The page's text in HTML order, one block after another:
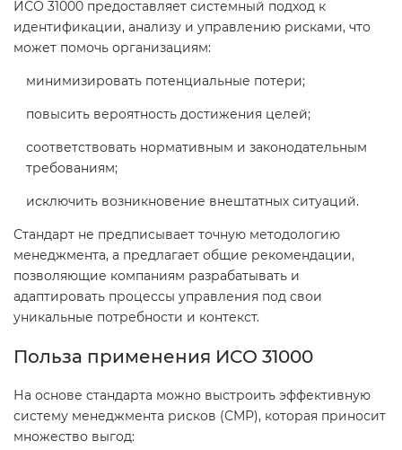
ИСО 31000 предоставляет системный подход к
идентификации, анализу и управлению рисками, что
может помочь организациям:
минимизировать потенциальные потери;
повысить вероятность достижения целей;
соответствовать нормативным и законодательным
требованиям;
исключить возникновение внештатных ситуаций.
Стандарт не предписывает точную методологию
менеджмента, а предлагает общие рекомендации,
позволяющие компаниям разрабатывать и
адаптировать процессы управления под свои
уникальные потребности и контекст.
Польза применения ИСО 31000
На основе стандарта можно выстроить эффективную
систему менеджмента рисков (СМР), которая приносит
множество выгод:
Сертификация спортивных
Сертификация электротехники
Сертификация ресурсов
Остальное
БАДы
Декларация ТР ТС
ТС 009)
Декларирование оборудования
по схеме 5Д (ТР ТС 010)
Декларирование пищевой
продукции (ТР ТС 021)
Декларирование алкогольной
Декларирование
электромагнитной
совместимости (ТР ТС 020)